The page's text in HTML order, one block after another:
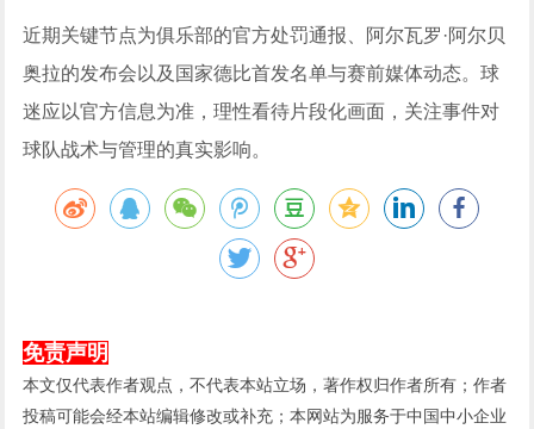
近期关键节点为俱乐部的官方处罚通报、阿尔瓦罗·阿尔贝
奥拉的发布会以及国家德比首发名单与赛前媒体动态。球
迷应以官方信息为准，理性看待片段化画面，关注事件对
球队战术与管理的真实影响。
免责声明
本文仅代表作者观点，不代表本站立场，著作权归作者所有；作者
投稿可能会经本站编辑修改或补充；本网站为服务于中国中小企业